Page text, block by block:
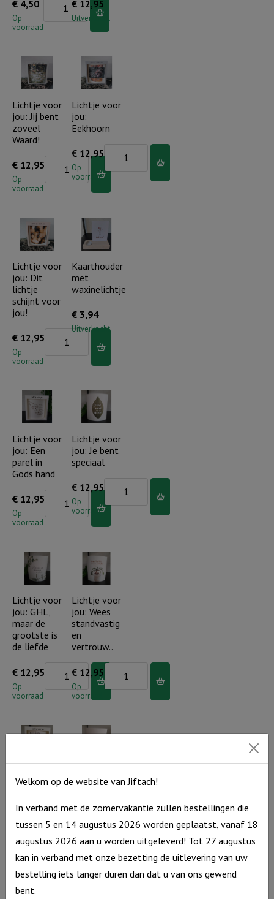
€ 4,50
Op
voorraad
kleuren:
Psalms
aantal
€ 12,95
Uitverkocht
Lichtje voor
jou: Jij bent
zoveel
Waard!
€ 12,95
Op
voorraad
bent
zoveel
Waard!
Lichtje voor
jou:
Eekhoorn
€ 12,95
Op
voorraad
voor
aantal
Lichtje voor
jou: Dit
lichtje
schijnt voor
jou!
€ 12,95
Op
voorraad
Lichtje
lichtje
schijnt
voor
jou!
aantal
Kaarthouder
met
waxinelichtje
€ 3,94
Uitverkocht
Lichtje voor
jou: Een
parel in
Gods hand
€ 12,95
Op
voorraad
Lichtje
parel
in
Gods
hand
aantal
Lichtje voor
jou: Je bent
speciaal
€ 12,95
Op
voorraad
Lichtje
voor
bent
speciaal
aantal
Lichtje voor
jou: GHL,
maar de
grootste is
de liefde
€ 12,95
Op
voorraad
Lichtje
maar
is
liefde
aantal
Lichtje voor
jou: Wees
standvastig
en
vertrouw..
€ 12,95
Op
voorraad
Lichtje
voor
jou:
standvastig
aantal
jou: U wijst
€12,95
voorraad
Lichtje
voor
jou:
U
jou: Waar
groeien…
12,95
Op
voorraad
Lichtje
voor
jou:
Waar
Welkom op de website van Jiftach!
In verband met de zomervakantie zullen bestellingen die
tussen 5 en 14 augustus 2026 worden geplaatst, vanaf 18
augustus 2026 aan u worden uitgeleverd! Tot 27 augustus
kan in verband met onze bezetting de uitlevering van uw
bestelling iets langer duren dan dat u van ons gewend
bent.